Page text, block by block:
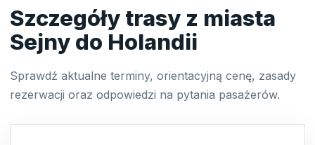
Szczegóły trasy z miasta
Sejny do Holandii
Sprawdź aktualne terminy, orientacyjną cenę, zasady
rezerwacji oraz odpowiedzi na pytania pasażerów.